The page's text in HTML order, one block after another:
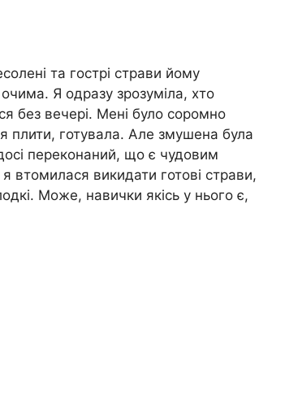
та гострі страви йому
Я одразу зрозуміла, хто
без вечері. Мені було соромно
плити, готувала. Але змушена була
переконаний, що є чудовим
втомилася викидати готові страви,
Може, навички якісь у нього є,